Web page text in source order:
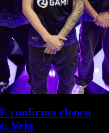
confirma elenco
Veja